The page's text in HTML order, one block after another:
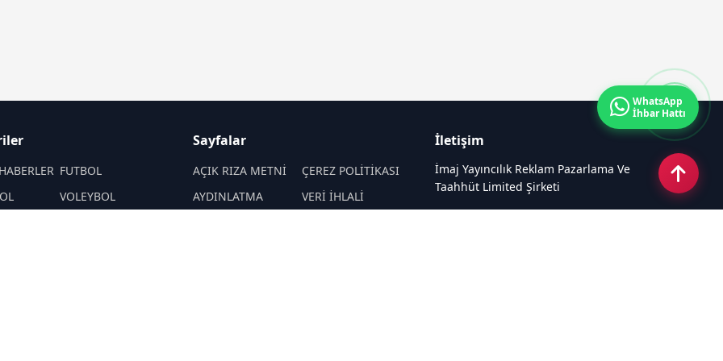
FUTBOL
VOLEYBOL
Sayfalar
AÇIK RIZA METNİ
ÇEREZ POLİTİKASI
AYDINLATMA
VERİ İHLALİ
İletişim
İmaj Yayıncılık Reklam Pazarlama Ve
Taahhüt Limited Şirketi
WhatsApp
İhbar Hattı